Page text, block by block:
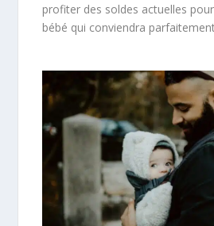
profiter des soldes actuelles
bébé qui conviendra